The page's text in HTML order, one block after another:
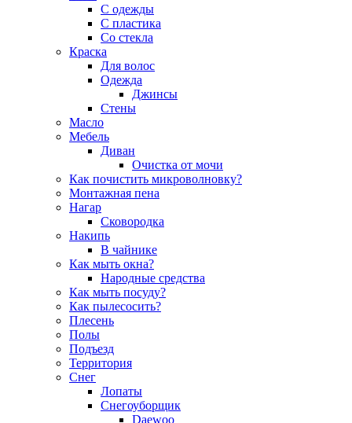
С одежды
С пластика
Со стекла
Краска
Для волос
Одежда
Джинсы
Стены
Масло
Мебель
Диван
Очистка от мочи
Как почистить микроволновку?
Монтажная пена
Нагар
Сковородка
Накипь
В чайнике
Как мыть окна?
Народные средства
Как мыть посуду?
Как пылесосить?
Плесень
Полы
Подъезд
Территория
Снег
Лопаты
Снегоуборщик
Daewoo